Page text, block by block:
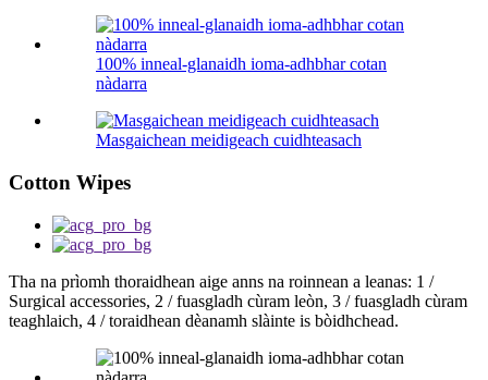
100% inneal-glanaidh ioma-adhbhar cotan
nàdarra
Masgaichean meidigeach cuidhteasach
Cotton Wipes
Tha na prìomh thoraidhean aige anns na roinnean a leanas: 1 /
Surgical accessories, 2 / fuasgladh cùram leòn, 3 / fuasgladh cùram
teaghlaich, 4 / toraidhean dèanamh slàinte is bòidhchead.